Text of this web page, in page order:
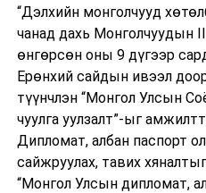
“Дэлхийн монголчууд
чанад дахь Монголчуудын
өнгөрсөн оны 9 дүгээр
Ерөнхий сайдын ивээл
түүнчлэн “Монгол Улсын
чуулга уулзалт”-ыг
Дипломат, албан паспорт
сайжруулах, тавих
“Монгол Улсын дипломат,